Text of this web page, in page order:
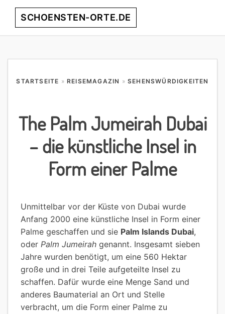
Skip
Skip
Skip
Skip
SCHOENSTEN-ORTE.DE
Orte
STARTSEITE » REISEMAGAZIN » SEHENSWÜRDIGKEITEN
The Palm Jumeirah Dubai
– die künstliche Insel in
Form einer Palme
Unmittelbar vor der Küste von Dubai wurde
Anfang 2000 eine künstliche Insel in Form einer
Palme geschaffen und sie Palm Islands Dubai,
oder Palm Jumeirah genannt. Insgesamt sieben
Jahre wurden benötigt, um eine 560 Hektar
große und in drei Teile aufgeteilte Insel zu
schaffen. Dafür wurde eine Menge Sand und
anderes Baumaterial an Ort und Stelle
verbracht, um die Form einer Palme zu